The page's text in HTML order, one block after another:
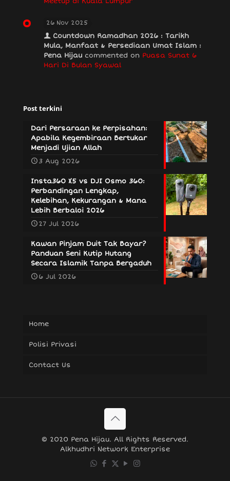
26 Nov 2025
Countdown Ramadhan 2026 : Tarikh
Mula, Manfaat & Persediaan Umat Islam :
Pena Hijau commented on Puasa Sunat 6
Hari Di Bulan Syawal
Post terkini
Dari Persaraan ke Perpisahan:
Apabila Kegembiraan Bertukar
Menjadi Ujian Allah
3 Aug 2026
Insta360 X5 vs DJI Osmo 360:
Perbandingan Lengkap,
Kelebihan, Kekurangan & Mana
Lebih Berbaloi 2026
27 Jul 2026
Kawan Pinjam Duit Tak Bayar?
Panduan Seni Kutip Hutang
Secara Islamik Tanpa Bergaduh
6 Jul 2026
Home
Polisi Privasi
Contact Us
© 2020 Pena Hijau. All Rights Reserved.
Alkhudhri Network Enterprise